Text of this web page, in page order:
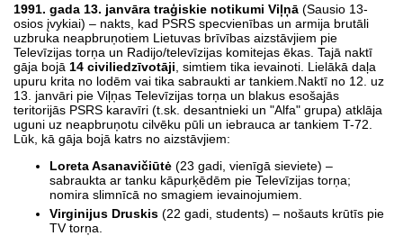
1991. gada 13. janvāra traģiskie notikumi Viļņā (Sausio 13-
osios įvykiai) – nakts, kad PSRS specvienības un armija brutāli
uzbruka neapbruņotiem Lietuvas brīvības aizstāvjiem pie
Televīzijas torņa un Radijo/televīzijas komitejas ēkas. Tajā naktī
gāja bojā 14 civiliedzīvotāji , simtiem tika ievainoti. Lielākā daļa
upuru krita no lodēm vai tika sabraukti ar tankiem.Naktī no 12. uz
13. janvāri pie Viļņas Televīzijas torņa un blakus esošajās
teritorijās PSRS karavīri (t.sk. desantnieki un "Alfa" grupa) atklāja
uguni uz neapbruņotu cilvēku pūli un iebrauca ar tankiem T-72.
Lūk, kā gāja bojā katrs no aizstāvjiem:
Loreta Asanavičiūtė (23 gadi, vienīgā sieviete) –
sabraukta ar tanku kāpurķēdēm pie Televīzijas torņa;
nomira slimnīcā no smagiem ievainojumiem.
Virginijus Druskis (22 gadi, students) – nošauts krūtīs pie
TV torņa.